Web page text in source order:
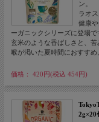
ン。
ラオ
健康
ーガニックシリーズに登場で
玄米のような香ばしさと、苦
喉が渇いた夏時間におすすめ
価格： 420円(税込 454円)
2g×20